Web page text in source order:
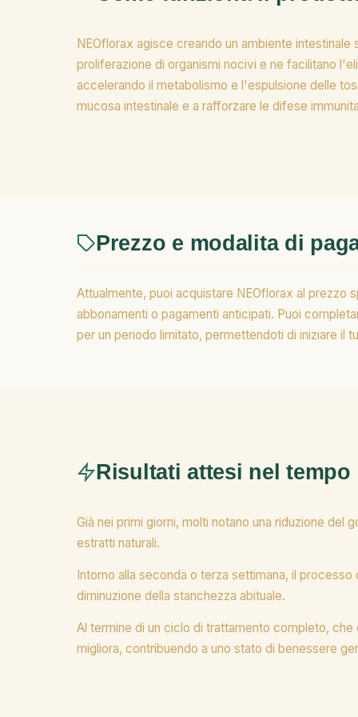
NEOflorax agisce creando un ambiente
proliferazione di organismi nocivi e ne facilitano
accelerando il metabolismo e l'espulsione delle
mucosa intestinale e a rafforzare le difese
Prezzo e modalita di
Attualmente, puoi acquistare NEOflorax al prezzo
abbonamenti o pagamenti anticipati. Puoi
per un periodo limitato, permettendoti di iniziare il
Risultati attesi nel tempo
Già nei primi giorni, molti notano una riduzione
estratti naturali.
Intorno alla seconda o terza settimana, il
diminuzione della stanchezza abituale.
Al termine di un ciclo di trattamento completo,
migliora, contribuendo a uno stato di benessere